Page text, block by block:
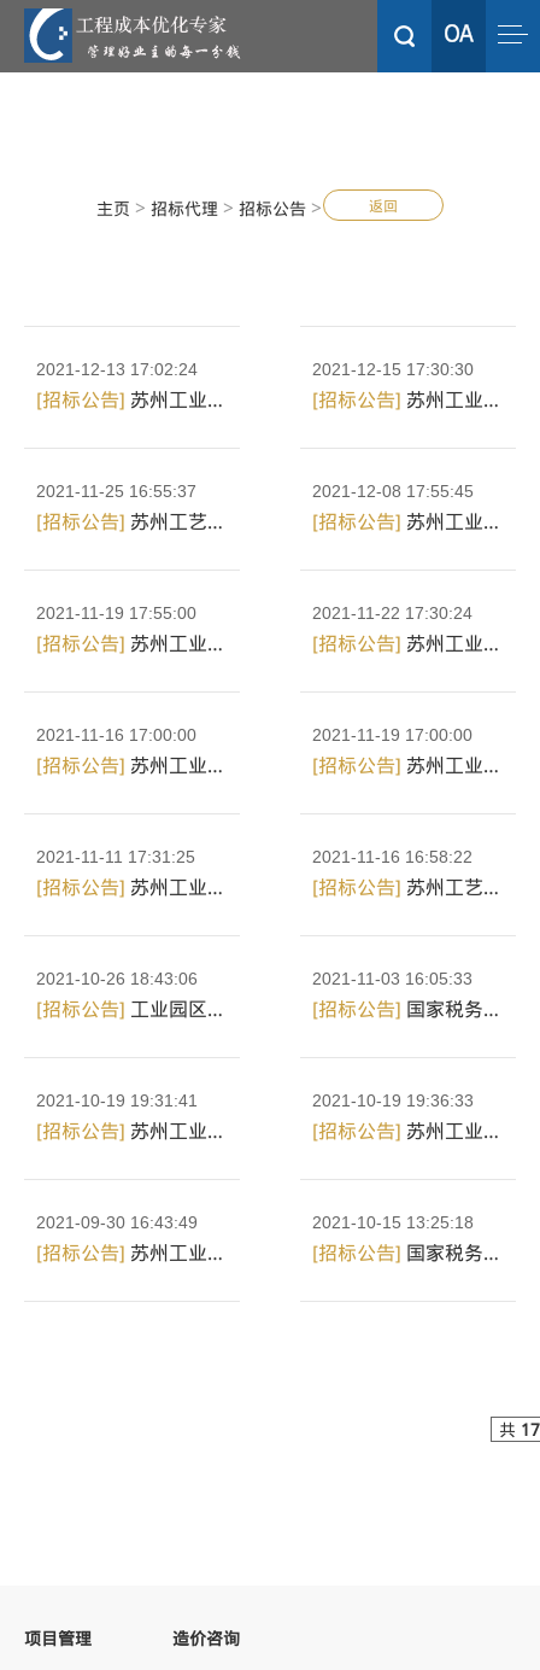
返回
主页 > 招标代理 > 招标公告 >
2021-12-13 17:02:24
[招标公告] 苏州工业园区湖畔酒店有限公司关于餐厅PT外包服务项...
2021-11-25 16:55:37
[招标公告] 苏州工艺美术职业技术学院关于数字美术馆项目的竞争...
2021-11-19 17:55:00
[招标公告] 苏州工业园区湖畔酒店有限公司关于厨房排油烟风机设...
2021-11-16 17:00:00
[招标公告] 苏州工业园区湖畔酒店有限公司关于厨房排油烟风机设...
2021-11-11 17:31:25
[招标公告] 苏州工业园区湖畔酒店有限公司关于厨房排油烟风机设...
2021-10-26 18:43:06
[招标公告] 工业园区湖畔酒店有限公司关于湖畔酒店更衣柜采购项...
2021-10-19 19:31:41
[招标公告] 苏州工业园区湖畔酒店有限公司关于湖畔酒店更衣柜采...
2021-09-30 16:43:49
[招标公告] 苏州工业园区湖畔酒店有限公司关于湖畔酒店客房PT外...
2021-12-15 17:30:30
[招标公告] 苏州工业园区湖畔酒店有限公司关于餐厅PT外包服务项...
2021-12-08 17:55:45
[招标公告] 苏州工业园区湖畔酒店有限公司关于餐厅PT外包服务的...
2021-11-22 17:30:24
[招标公告] 苏州工业园区金鸡湖大酒店有限公司关于电容柜改造项...
2021-11-19 17:00:00
[招标公告] 苏州工业园区湖畔酒店有限公司关于厨房排油烟风机设...
2021-11-16 16:58:22
[招标公告] 苏州工艺美术职业技术学院关于木工技术工作室中央除...
2021-11-03 16:05:33
[招标公告] 国家税务总局苏州市税务局关于江苏税务房地产交易税...
2021-10-19 19:36:33
[招标公告] 苏州工业园区金鸡湖大酒店有限公司关于气体灭火系统...
2021-10-15 13:25:18
[招标公告] 国家税务总局苏州市税务局关于Actifio备份软件维保服务...
共 17
项目管理 造价咨询